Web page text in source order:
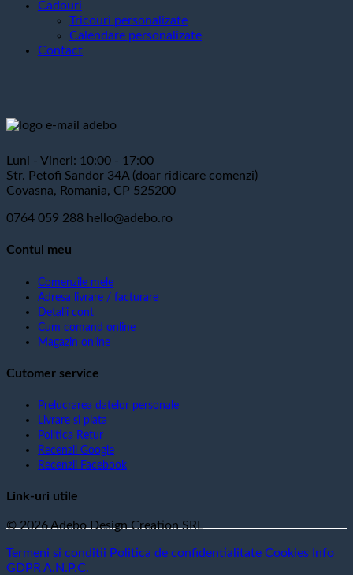
Cadouri
Tricouri personalizate
Calendare personalizate
Contact
Luni - Vineri: 10:00 - 17:00
Str. Petofi Sandor 34A (doar ridicare comenzi)
Covasna, Romania, CP 525200
0764 059 288 hello@adebo.ro
Contul meu
Comenzile mele
Adresa livrare / facturare
Detalii cont
Cum comand online
Magazin online
Cutomer service
Prelucrarea datelor personale
Livrare si plata
Politica Retur
Recenzii Google
Recenzii Facebook
Link-uri utile
© 2026 Adebo Design Creation SRL
Termeni si conditii Politica de confidentialitate Cookies Info
GDPR A.N.P.C.